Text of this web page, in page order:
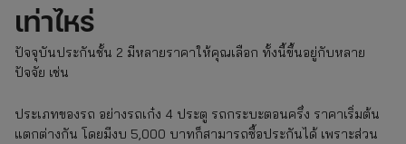
เท่าไหร่
ปัจจุบันประกันชั้น 2 มีหลายราคาให้คุณเลือก ทั้งนี้ขึ้นอยู่กับหลาย
ปัจจัย เช่น
ประเภทของรถ อย่างรถเก๋ง 4 ประตู รถกระบะตอนครึ่ง ราคาเริ่มต้น
แตกต่างกัน โดยมีงบ 5,000 บาทก็สามารถซื้อประกันได้ เพราะส่วน